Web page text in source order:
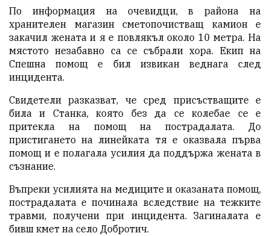
По информация на очевидци, в района на
хранителен магазин сметопочистващ камион е
закачил жената и я е повлякъл около 10 метра. На
мястото незабавно са се събрали хора. Eкип на
Спешна помощ е бил извикан веднага след
инцидента.
Свидетели разказват, че сред присъстващите е
била и Станка, която без да се колебае се е
притекла на помощ на пострадалата. До
пристигането на линейката тя е оказвала първа
помощ и е полагала усилия да поддържа жената в
съзнание.
Въпреки усилията на медиците и оказаната помощ,
пострадалата е починала вследствие на тежките
травми, получени при инцидента. Загиналата е
бивш кмет на село Добротич.